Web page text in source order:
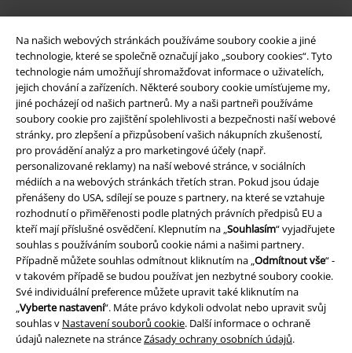
Na našich webových stránkách používáme soubory cookie a jiné
technologie, které se společně označují jako „soubory cookies“. Tyto
technologie nám umožňují shromažďovat informace o uživatelích,
jejich chování a zařízeních. Některé soubory cookie umísťujeme my,
jiné pocházejí od našich partnerů. My a naši partneři používáme
soubory cookie pro zajištění spolehlivosti a bezpečnosti naší webové
stránky, pro zlepšení a přizpůsobení vašich nákupních zkušeností,
pro provádění analýz a pro marketingové účely (např.
personalizované reklamy) na naší webové stránce, v sociálních
médiích a na webových stránkách třetích stran. Pokud jsou údaje
přenášeny do USA, sdílejí se pouze s partnery, na které se vztahuje
rozhodnutí o přiměřenosti podle platných právních předpisů EU a
kteří mají příslušné osvědčení. Klepnutím na „Souhlasím“ vyjadřujete
souhlas s používáním souborů cookie námi a našimi partnery.
Případně můžete souhlas odmítnout kliknutím na „Odmítnout vše“ -
v takovém případě se budou používat jen nezbytné soubory cookie.
Své individuální preference můžete upravit také kliknutím na
„Vyberte nastavení“. Máte právo kdykoli odvolat nebo upravit svůj
souhlas v Nastavení souborů cookie. Další informace o ochraně
údajů naleznete na stránceZásady ochrany osobních údajů.
Právní informace
Podmínky
Prohlášení
Ochrana osobních údajů
Likvidace odpadu a ochrana životního prostředí
Prohlášení o shodě